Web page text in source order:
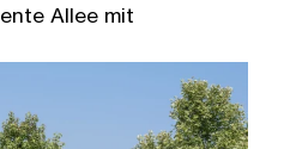
Allee mit